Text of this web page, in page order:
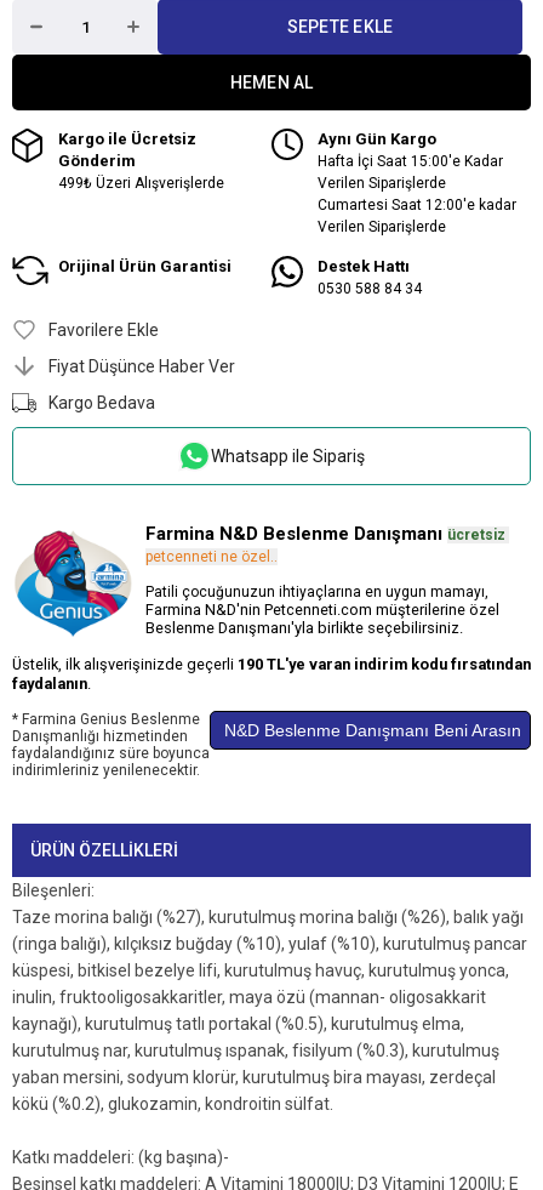
Kargo ile Ücretsiz
Gönderim
499₺ Üzeri Alışverişlerde
Aynı Gün Kargo
Hafta İçi Saat 15:00'e Kadar
Verilen Siparişlerde
Cumartesi Saat 12:00'e kadar
Verilen Siparişlerde
Orijinal Ürün Garantisi Destek Hattı
0530 588 84 34
Favorilere Ekle
Fiyat Düşünce Haber Ver
Kargo Bedava
Whatsapp ile Sipariş
Farmina N&D Beslenme Danışmanı ücretsiz
petcenneti ne özel..
Patili çocuğunuzun ihtiyaçlarına en uygun mamayı,
Farmina N&D'nin Petcenneti.com müşterilerine özel
Beslenme Danışmanı'yla birlikte seçebilirsiniz.
Üstelik, ilk alışverişinizde geçerli 190 TL'ye varan indirim kodu fırsatından
faydalanın
N&D Beslenme Danışmanı Beni Arasın
* Farmina Genius Beslenme
Danışmanlığı hizmetinden
faydalandığınız süre boyunca
indirimleriniz yenilenecektir.
ÜRÜN ÖZELLIKLERI
Bileşenleri:
Taze morina balığı (%27), kurutulmuş morina balığı (%26), balık yağı
(ringa balığı), kılçıksız buğday (%10), yulaf (%10), kurutulmuş pancar
küspesi, bitkisel bezelye lifi, kurutulmuş havuç, kurutulmuş yonca,
inulin, fruktooligosakkaritler, maya özü (mannan- oligosakkarit
kaynağı), kurutulmuş tatlı portakal (%0.5), kurutulmuş elma,
kurutulmuş nar, kurutulmuş ıspanak, fisilyum (%0.3), kurutulmuş
yaban mersini, sodyum klorür, kurutulmuş bira mayası, zerdeçal
kökü (%0.2), glukozamin, kondroitin sülfat.
Katkı maddeleri: (kg başına)-
Besinsel katkı maddeleri: A Vitamini 18000IU; D3 Vitamini 1200IU; E